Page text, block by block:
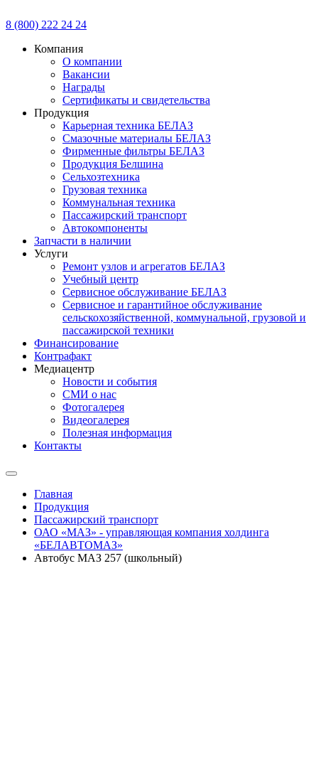
8 (800) 222 24 24
Компания
О компании
Вакансии
Награды
Сертификаты и свидетельства
Продукция
Карьерная техника БЕЛАЗ
Смазочные материалы БЕЛАЗ
Фирменные фильтры БЕЛАЗ
Продукция Белшина
Сельхозтехника
Грузовая техника
Коммунальная техника
Пассажирский транспорт
Автокомпоненты
Запчасти в наличии
Услуги
Ремонт узлов и агрегатов БЕЛАЗ
Учебный центр
Сервисное обслуживание БЕЛАЗ
Сервисное и гарантийное обслуживание
сельскохозяйственной, коммунальной, грузовой и
пассажирской техники
Финансирование
Контрафакт
Медиацентр
Новости и события
СМИ о нас
Фотогалерея
Видеогалерея
Полезная информация
Контакты
Главная
Продукция
Пассажирский транспорт
ОАО «МАЗ» - управляющая компания холдинга
«БЕЛАВТОМАЗ»
Автобус МАЗ 257 (школьный)